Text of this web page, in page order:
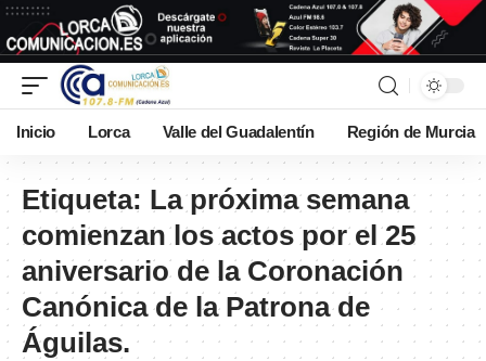
Inicio Lorca Valle del Guadalentín Región de Murcia
Etiqueta: La próxima semana
comienzan los actos por el 25
aniversario de la Coronación
Canónica de la Patrona de
Águilas.